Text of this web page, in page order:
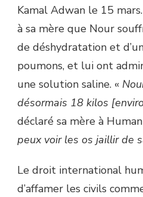
Kamal Adwan le 15
à sa mère que Nour
de déshydratation et
poumons, et lui ont
une solution saline. «
désormais 18 kilos
déclaré sa mère à
peux voir les os jaillir de
Le droit international
d’affamer les civils